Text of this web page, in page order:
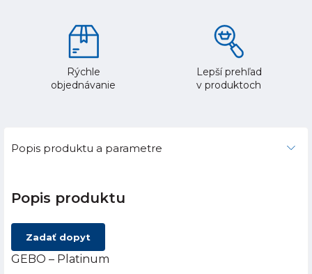
Rýchle
objednávanie
Lepší prehľad
v produktoch
Popis produktu a parametre
Popis produktu
Zadať dopyt
GEBO – Platinum